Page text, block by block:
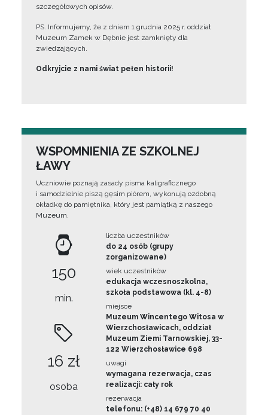
szczegółowych opisów.
PS. Informujemy, że z dniem 1 grudnia 2025 r. oddział
Muzeum Zamek w Dębnie jest zamknięty dla
zwiedzających.
Odkryjcie z nami świat pełen historii!
WSPOMNIENIA ZE SZKOLNEJ
ŁAWY
Uczniowie poznają zasady pisma kaligraficznego
i samodzielnie piszą gęsim piórem, wykonują ozdobną
okładkę do pamiętnika, który jest pamiątką z naszego
Muzeum.
150
min.
16 zł
osoba
liczba uczestników
do 24 osób (grupy
zorganizowane)
wiek uczestników
edukacja wczesnoszkolna,
szkoła podstawowa (kl. 4-8)
miejsce
Muzeum Wincentego Witosa w
Wierzchosławicach, oddział
Muzeum Ziemi Tarnowskiej, 33-
122 Wierzchosławice 698
uwagi
wymagana rezerwacja, czas
realizacji: cały rok
rezerwacja
telefonu: (+48) 14 679 70 40